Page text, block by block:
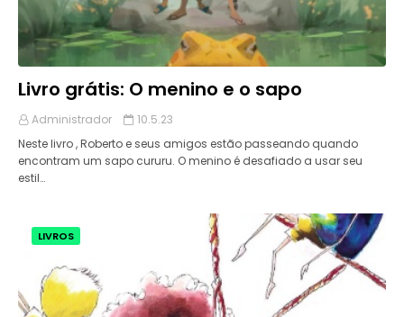
Livro grátis: O menino e o sapo
Administrador
10.5.23
Neste livro , Roberto e seus amigos estão passeando quando
encontram um sapo cururu. O menino é desafiado a usar seu
estil…
LIVROS